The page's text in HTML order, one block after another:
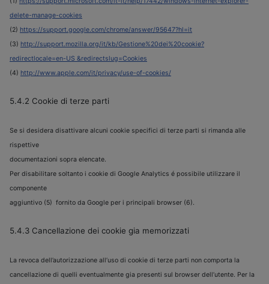
delete-manage-cookies
(2) https://support.google.com/chrome/answer/95647?hl=it
(3) http://support.mozilla.org/it/kb/Gestione%20dei%20cookie?
redirectlocale=en-US &redirectslug=Cookies
(4) http://www.apple.com/it/privacy/use-of-cookies/
5.4.2 Cookie di terze parti
Se si desidera disattivare alcuni cookie specifici di terze parti si rimanda alle
rispettive
documentazioni sopra elencate.
Per disabilitare soltanto i cookie di Google Analytics é possibile utilizzare il
componente
aggiuntivo (5) fornito da Google per i principali browser (6).
5.4.3 Cancellazione dei cookie gia memorizzati
La revoca dell’autorizzazione all’uso di cookie di terze parti non comporta la
cancellazione di quelli eventualmente gia presenti sul browser dell’utente. Per la